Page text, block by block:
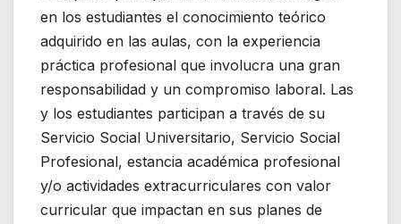
en los estudiantes el conocimiento teórico
adquirido en las aulas, con la experiencia
práctica profesional que involucra una gran
responsabilidad y un compromiso laboral. Las
y los estudiantes participan a través de su
Servicio Social Universitario, Servicio Social
Profesional, estancia académica profesional
y/o actividades extracurriculares con valor
curricular que impactan en sus planes de